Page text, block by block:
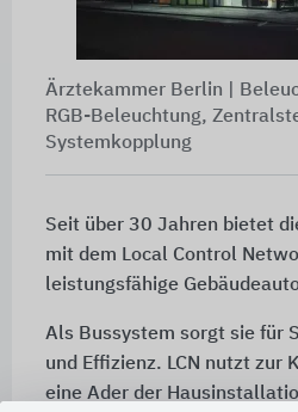
Ärztekammer Berlin |
RGB-Beleuchtung,
Systemkopplung
Seit über 30 Jahren bietet
mit dem Local Control
leistungsfähige
Als Bussystem sorgt sie für
und Effizienz. LCN nutzt zur
eine Ader der